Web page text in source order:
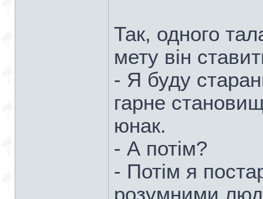
Так, одного
мету він
- Я буду
гарне
юнак.
- А потім?
- Потім я
розумними